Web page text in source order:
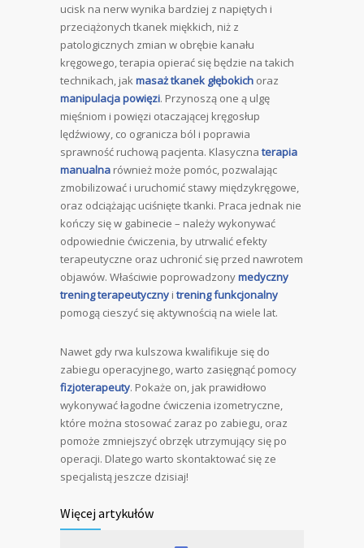
ucisk na nerw wynika bardziej z napiętych i
przeciążonych tkanek miękkich, niż z
patologicznych zmian w obrębie kanału
kręgowego, terapia opierać się będzie na takich
technikach, jakmasaż tkanek głębokich oraz
manipulacja powięzi. Przynoszą one ą ulgę
mięśniom i powięzi otaczającej kręgosłup
lędźwiowy, co ogranicza ból i poprawia
sprawność ruchową pacjenta. Klasyczna terapia
manualna również może pomóc, pozwalając
zmobilizować i uruchomić stawy międzykręgowe,
oraz odciążając uciśnięte tkanki. Praca jednak nie
kończy się w gabinecie – należy wykonywać
odpowiednie ćwiczenia, by utrwalić efekty
terapeutyczne oraz uchronić się przed nawrotem
objawów. Właściwie poprowadzonymedyczny
trening terapeutyczny i trening funkcjonalny
pomogą cieszyć się aktywnością na wiele lat.
Nawet gdy rwa kulszowa kwalifikuje się do
zabiegu operacyjnego, warto zasięgnąć pomocy
fizjoterapeuty. Pokaże on, jak prawidłowo
wykonywać łagodne ćwiczenia izometryczne,
które można stosować zaraz po zabiegu, oraz
pomoże zmniejszyć obrzęk utrzymujący się po
operacji. Dlatego warto skontaktować się ze
specjalistą jeszcze dzisiaj!
Więcej artykułów